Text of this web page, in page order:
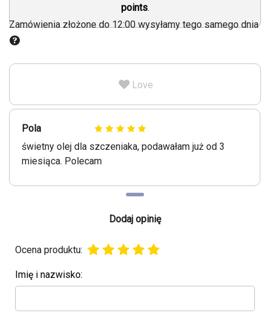
points.
Zamówienia złożone do 12:00 wysyłamy tego samego dnia
Love
Pola
świetny olej dla szczeniaka, podawałam już od 3
miesiąca. Polecam
Dodaj opinię
Ocena produktu:
Imię i nazwisko: